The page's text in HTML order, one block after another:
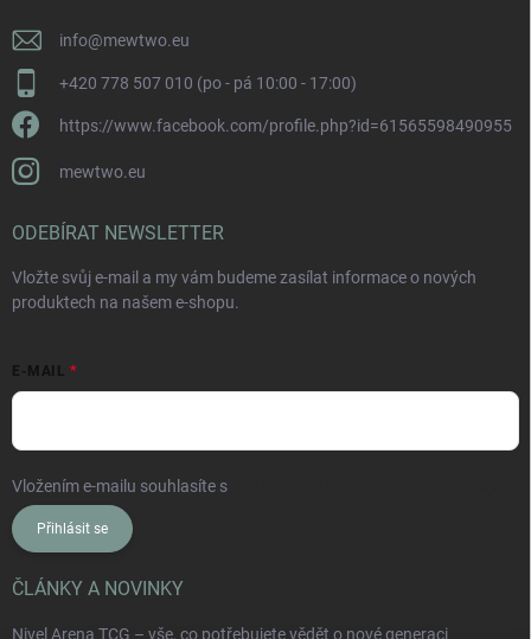
info@mewtwo.eu
+420 778 507 010 (po - pá 10:00 - 17:00)
https://www.facebook.com/profile.php?id=61565598490955
mewtwo.eu
ODEBÍRAT NEWSLETTER
Vložte svůj e-mail a my vám budeme zasílat informace o nových
produktech na našem e-shopu.
E-MAIL
Vložením e-mailu souhlasíte s
Přihlásit se
ČLÁNKY A NOVINKY
Nivel Arena TCG – vše, co potřebujete vědět o nové generaci